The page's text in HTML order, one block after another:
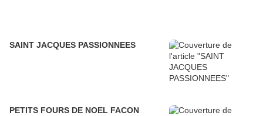
SAINT JACQUES PASSIONNEES
PETITS FOURS DE NOEL FACON